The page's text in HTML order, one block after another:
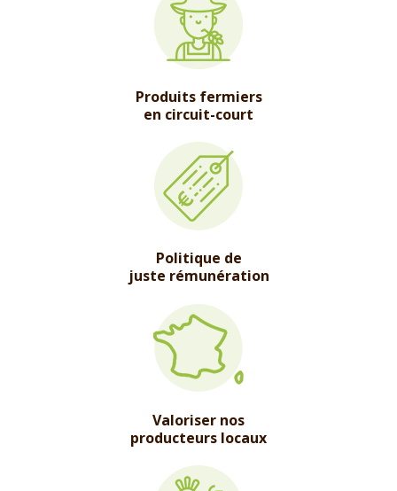
Produits fermiers
en circuit-court
Politique de
juste rémunération
Valoriser nos
producteurs locaux